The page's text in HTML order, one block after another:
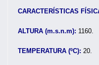
CARACTERÍSTICAS
ALTURA (m.s.n.m): 1160.
TEMPERATURA (ºC): 20.